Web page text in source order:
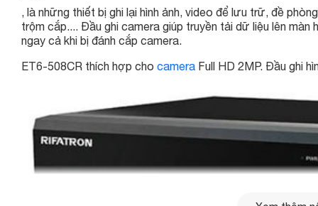
, là những thiết bị ghi lại hình ảnh, video để lưu trữ, đề
trộm cắp.... Đầu ghi camera giúp truyền tải dữ liệu lên
ngay cả khi bị đánh cắp camera.
ET6-508CR thích hợp cho camera Full HD 2MP. Đầu ghi